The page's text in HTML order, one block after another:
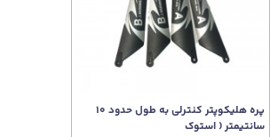
پره هلیکوپتر کنترلی به طول حدود 10
سانتیمتر ( استوک